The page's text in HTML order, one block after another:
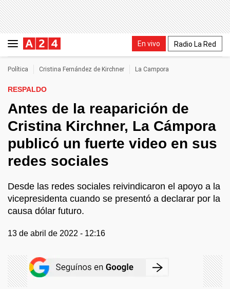
En vivo Radio La Red
Política Cristina Fernández de Kirchner La Campora
RESPALDO
Antes de la reaparición de
Cristina Kirchner, La Cámpora
publicó un fuerte video en sus
redes sociales
Desde las redes sociales reivindicaron el apoyo a la
vicepresidenta cuando se presentó a declarar por la
causa dólar futuro.
13 de abril de 2022 - 12:16